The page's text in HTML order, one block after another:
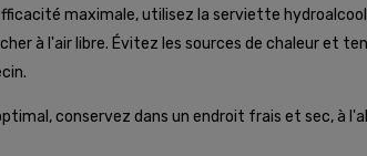
maximale, utilisez la serviette
à l'air libre. Évitez les sources de chaleur et
conservez dans un endroit frais et sec, à